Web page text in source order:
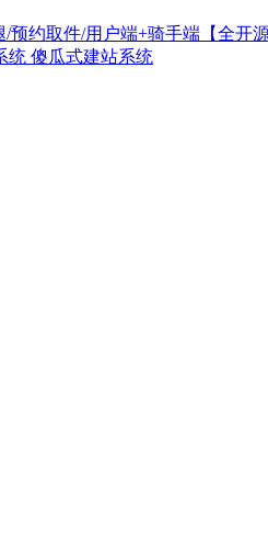
约取件/用户端+骑手端【全开源
统 傻瓜式建站系统